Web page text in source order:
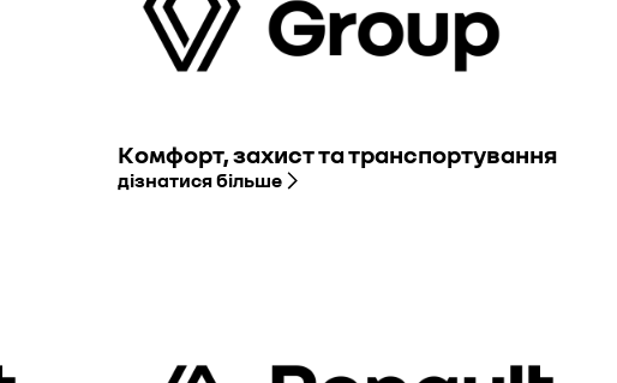
Комфорт, захист та транспортування
дізнатися більше